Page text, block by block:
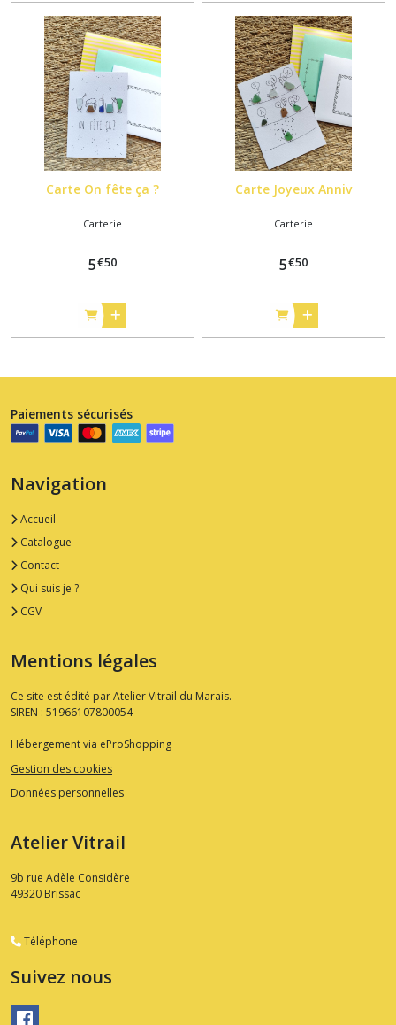
Carte On fête ça ?
Carterie
5€50
Carte Joyeux Anniv
Carterie
5€50
Paiements sécurisés
Navigation
Accueil
Catalogue
Contact
Qui suis je ?
CGV
Mentions légales
Ce site est édité par Atelier Vitrail du Marais.
SIREN : 51966107800054
Hébergement via eProShopping
Gestion des cookies
Données personnelles
Atelier Vitrail
9b rue Adèle Considère
49320 Brissac
Téléphone
Suivez nous